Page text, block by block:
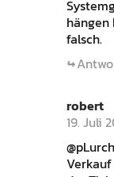
hängen
falsch.
robert
19. Juli